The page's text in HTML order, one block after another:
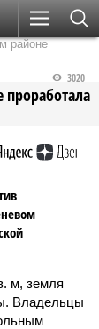
районе
проработала
3020
м, земля
Владельцы